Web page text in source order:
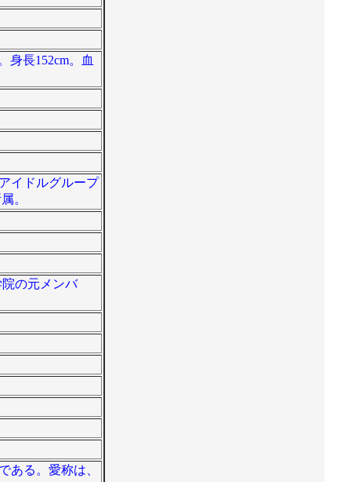
長152cm。血
イドルグループ
。
の元メンバ
ある。愛称は、